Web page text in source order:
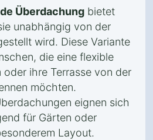
Überdachung bietet
unabhängig von der
wird. Diese Variante
die eine flexible
oder ihre Terrasse von der
möchten.
eignen sich
für Gärten oder
Layout.